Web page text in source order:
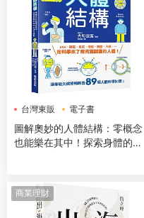
台灣東販 電子書
圖解奧妙的人體結構：零概念
也能樂在其中！探索身體的組
商業理財